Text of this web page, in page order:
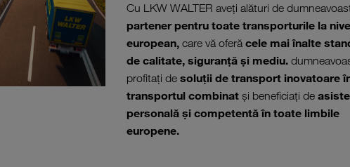
Cu LKW WALTER aveţi alături de
partener pentru toate transporturile la
european, care vă oferă cele mai înalte
de calitate, siguranţă şi mediu.
profitaţi de soluţii de transport inovatoare
transportul combinat şi beneficiaţi de
personală şi competentă în toate limbile
europene.